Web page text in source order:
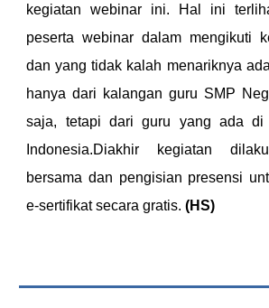
kegiatan webinar ini. Hal ini
peserta webinar dalam mengikuti
dan yang tidak kalah menariknya
hanya dari kalangan guru SMP
saja, tetapi dari guru yang ada di
Indonesia.Diakhir kegiatan
bersama dan pengisian presensi
e-sertifikat secara gratis.(HS)